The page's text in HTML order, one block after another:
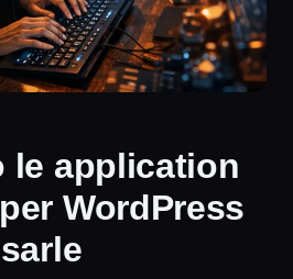
le application
WordPress